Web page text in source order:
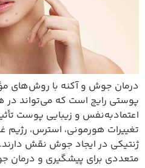
درمان جوش و آکنه با روش‌های
پوستی رایج است که می‌تواند
اعتمادبه‌نفس و زیبایی پوست
تغییرات هورمونی، استرس، رژیم
ژنتیکی در ایجاد جوش نقش
متعددی برای پیشگیری و